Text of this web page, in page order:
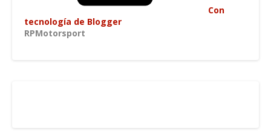
Con
tecnología de Blogger
RPMotorsport